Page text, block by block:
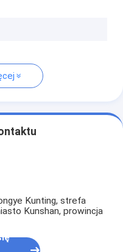
Kunting, strefa
Kunshan, prowincja